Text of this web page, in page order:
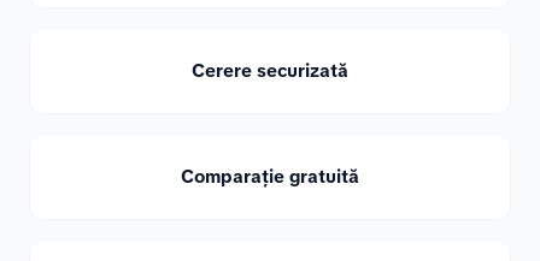
Cerere securizată
Comparație gratuită